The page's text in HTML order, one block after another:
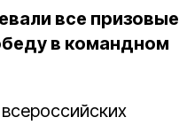
все призовые
в командном